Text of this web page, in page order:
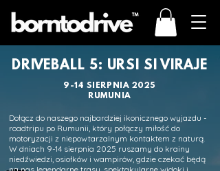
DRIVEBALL 5: URSI SI VIRAJE
9-14 SIERPNIA 2025
RUMUNIA
Dołącz do naszego najbardziej ikonicznego wyjazdu -
roadtripu po Rumunii, który połączy miłość do
motoryzacji z niepowtarzalnym kontaktem z naturą.
W dniach 9-14 sierpnia 2025 ruszamy do krainy
niedźwiedzi, osiołków i wampirów, gdzie czekać będą